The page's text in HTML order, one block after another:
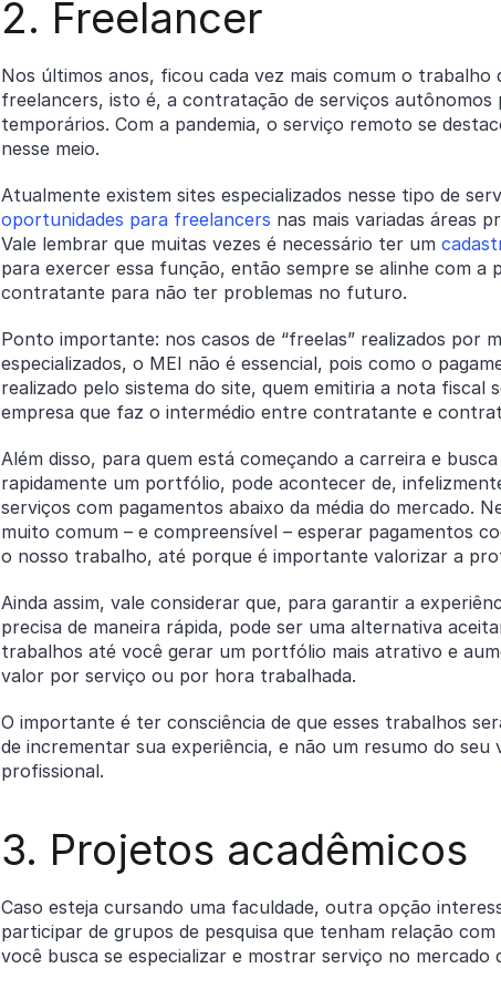
2. Freelancer
Nos últimos anos, ficou cada vez mais comum o trabalho
freelancers, isto é, a contratação de serviços autônomos
temporários. Com a pandemia, o serviço remoto se
nesse meio.
Atualmente existem sites especializados nesse tipo de
oportunidades para freelancers nas mais variadas áreas
Vale lembrar que muitas vezes é necessário ter um
para exercer essa função, então sempre se alinhe com a
contratante para não ter problemas no futuro.
Ponto importante: nos casos de “freelas” realizados por
especializados, o MEI não é essencial, pois como o
realizado pelo sistema do site, quem emitiria a nota fiscal
empresa que faz o intermédio entre contratante e
Além disso, para quem está começando a carreira e
rapidamente um portfólio, pode acontecer de,
serviços com pagamentos abaixo da média do mercado.
muito comum – e compreensível – esperar pagamentos
o nosso trabalho, até porque é importante valorizar a
Ainda assim, vale considerar que, para garantir a
precisa de maneira rápida, pode ser uma alternativa
trabalhos até você gerar um portfólio mais atrativo e
valor por serviço ou por hora trabalhada.
O importante é ter consciência de que esses trabalhos
de incrementar sua experiência, e não um resumo do seu
profissional.
3. Projetos acadêmicos
Caso esteja cursando uma faculdade, outra opção
participar de grupos de pesquisa que tenham relação com
você busca se especializar e mostrar serviço no mercado